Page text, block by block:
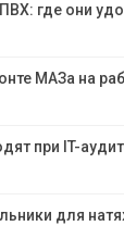
где они
МАЗа на
при IT-
для